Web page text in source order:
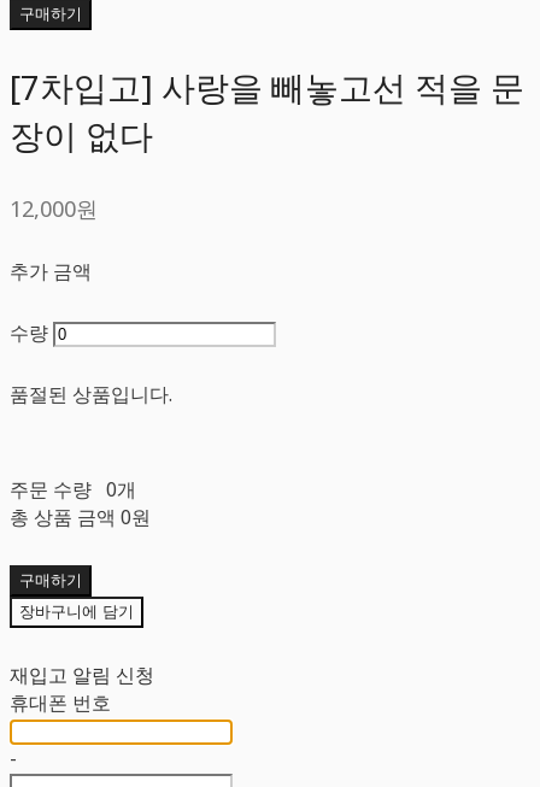
구매하기
[7차입고] 사랑을 빼놓고선 적을 문
장이 없다
12,000원
추가 금액
수량
품절된 상품입니다.
주문 수량 0개
총 상품 금액 0원
구매하기
장바구니에 담기
재입고 알림 신청
휴대폰 번호
-